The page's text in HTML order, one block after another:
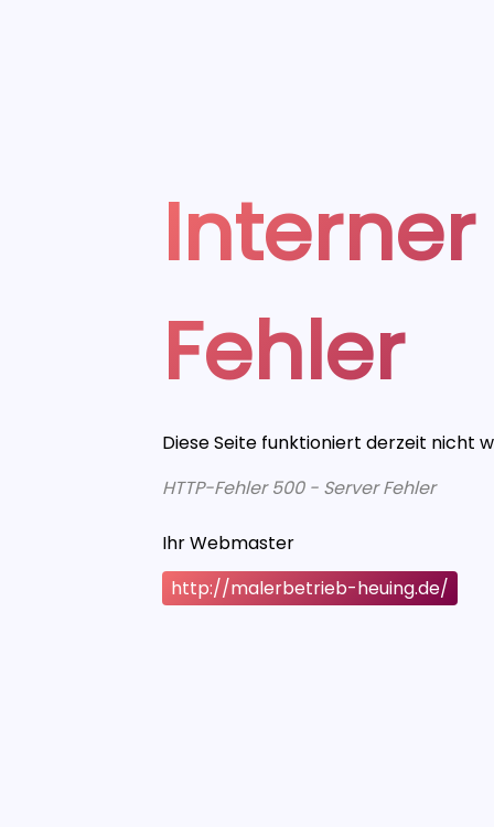
Fehler
Diese Seite funktioniert derzeit nicht
HTTP-Fehler 500 - Server Fehler
Ihr Webmaster
http://malerbetrieb-heuing.de/